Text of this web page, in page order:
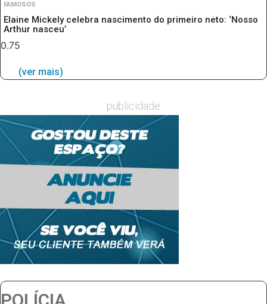
FAMOSOS
Elaine Mickely celebra nascimento do primeiro neto: ‘Nosso
Arthur nasceu’
(ver mais)
publicidade